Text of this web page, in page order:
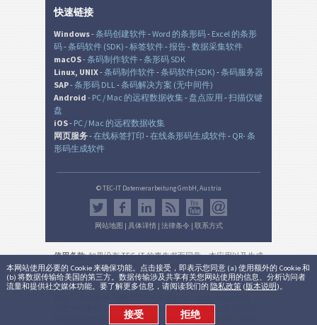
本网站使用必要的 Cookie 来确保功能。点击接受，即表示您同意 (a) 使用额外的 Cookie 和
(b) 将数据传输给美国的第三方。数据传输涉及共享有关您网站使用的信息、分析访问者
流量和提供社交媒体功能。要了解更多信息，请阅读我们的 隐私政策 (版本说明)。
接受 拒绝
快速链接
Windows-条码创建软件-Word 的条形码- Excel 的条形
码-条码软件 (SDK) -标签软件-报告-数据采集软件
macOS-条码制作软件-条形码 SDK
Linux, UNIX-条码制作软件-条码软件(SDK) -条码服务器
SAP-条形码 DLL-条码解决方案 (无中间件)
Android - PC / Mac 的远程数据收集- 盘点应用 -扫描仪键
盘
iOS- PC / Mac 的远程数据收集
网页服务-在线标签打印 -在线条形码生成软件- QR- 条
形码生成软件
© TEC-IT Datenverarbeitung GmbH, Austria
网站地图 | 具体详情| 法律条令| 联系方式
使用条款: 如果没有 TEC-IT 的事先书面同意，本应用以及生成
的输出是在非生产环境中的非商业的评估目的而设。 使用只
允许用于法律目的，并根据该有效的国家或国际法规。 本服
务的功能性，正确性和/或不间断可用性或所产生的结果不能
无需另行通知（不适用于有效订阅)。 商业用途仅是 TEC-IT
的书面批准后允许的。法律条件和隐私。版本: